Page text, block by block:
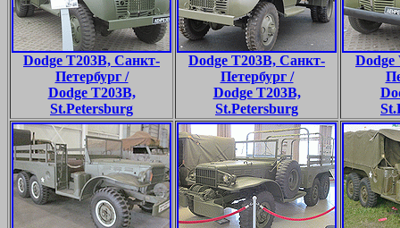
Dodge T203B, Санкт-
Петербург /
Dodge T203B,
St.Petersburg
Dodge T203B, Санкт-
Петербург /
Dodge T203B,
St.Petersburg
Dodge